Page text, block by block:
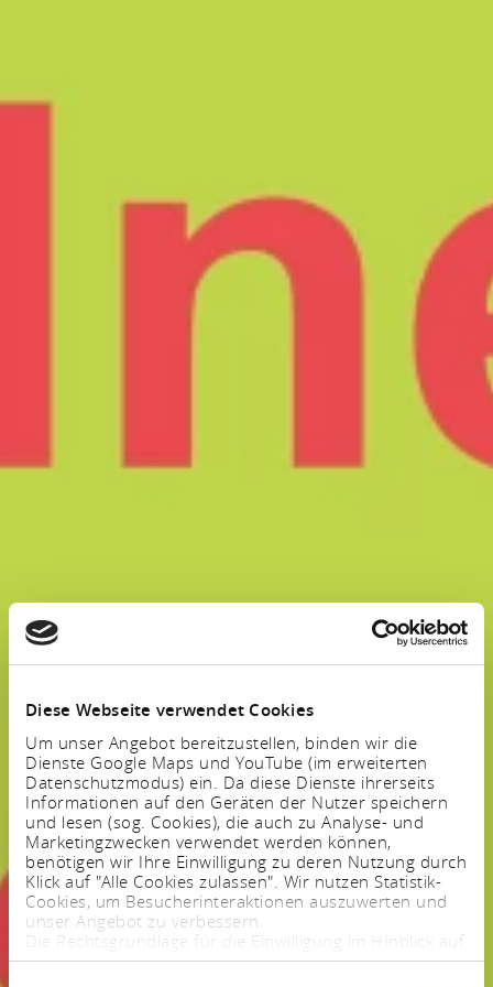
Diese Webseite verwendet Cookies
Um unser Angebot bereitzustellen, binden wir die
Dienste Google Maps und YouTube (im erweiterten
Datenschutzmodus) ein. Da diese Dienste ihrerseits
Informationen auf den Geräten der Nutzer speichern
und lesen (sog. Cookies), die auch zu Analyse- und
Marketingzwecken verwendet werden können,
benötigen wir Ihre Einwilligung zu deren Nutzung durch
Klick auf "Alle Cookies zulassen". Wir nutzen Statistik-
Cookies, um Besucherinteraktionen auszuwerten und
unser Angebot zu verbessern.
Die Rechtsgrundlage für die Einwilligung im HInblick auf
die Speicherung und das Auslesen von Informationen